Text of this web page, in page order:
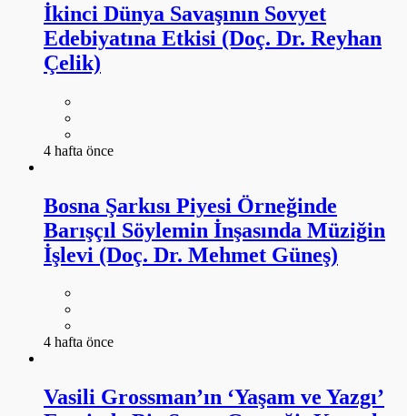
İkinci Dünya Savaşının Sovyet
Edebiyatına Etkisi (Doç. Dr. Reyhan
Çelik)
4 hafta önce
Bosna Şarkısı Piyesi Örneğinde
Barışçıl Söylemin İnşasında Müziğin
İşlevi (Doç. Dr. Mehmet Güneş)
4 hafta önce
Vasili Grossman’ın ‘Yaşam ve Yazgı’